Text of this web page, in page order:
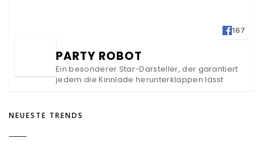
167
PARTY ROBOT
Ein besonderer Star-Darsteller, der garantiert
jedem die Kinnlade herunterklappen lässt
NEUESTE TRENDS